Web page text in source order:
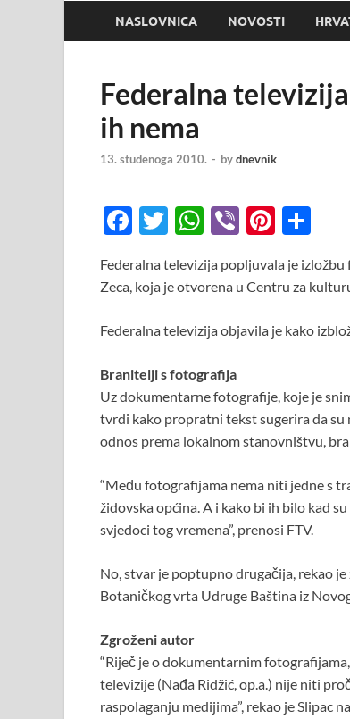
NASLOVNICA NOVOSTI
Federalna
ih nema
13. studenoga 2010. - bydnevnik
F
e
o
o
k
T
itt
W
at
A
p
p
Vi
er
Pi
er
t
ar
Federalna televizija popljuvala je
Zeca, koja je otvorena u Centru za
Federalna televizija objavila je kako
Branitelji s fotografija
Uz dokumentarne fotografije, koje je
tvrdi kako propratni tekst sugerira da
odnos prema lokalnom stanovništvu,
“Među fotografijama nema niti jedne s
židovska općina. A i kako bi ih bilo kad
svjedoci tog vremena”, prenosi FTV.
No, stvar je poptupno drugačija, rekao
Botaničkog vrta Udruge Baština iz
Zgroženi autor
“Riječ je o dokumentarnim
televizije (Nađa Ridžić, op.a.) nije niti
raspolaganju medijima”, rekao je Slipac